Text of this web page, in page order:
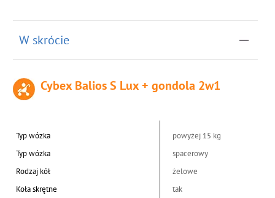
W skrócie
Cybex Balios S Lux + gondola 2w1
Typ wózka
powyżej 15 kg
Typ wózka
spacerowy
Rodzaj kół
żelowe
Koła skrętne
tak